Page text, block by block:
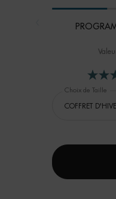
Choix de Taille